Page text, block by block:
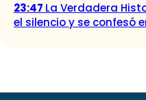
23:47 La Verdadera
el silencio y se confesó